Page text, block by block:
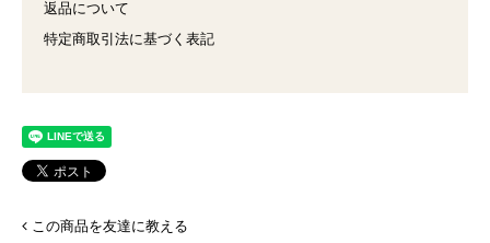
返品について
特定商取引法に基づく表記
この商品を友達に教える